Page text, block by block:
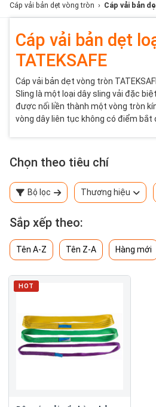
Cáp vải bản dẹt vòng tròn › Cáp vải bản
Cáp vải bản dẹt
TATEKSAFE
Cáp vải bản dẹt vòng tròn
Sling là một loại dây sling vải đặc
được nối liền thành một vòng tròn
vòng dây liên tục không có điểm bắt
Chọn theo tiêu chí
Bộ lọc Thương hiệu
Sắp xếp theo:
Tên A-Z Tên Z-A Hàng mới
HOT